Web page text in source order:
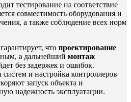
тестирование на соответствие
совместимость оборудования и
а также соблюдение всех норм
что проектирование
а дальнейший монтаж
без задержек и ошибок.
и настройка контроллеров
запуск объекта и
надежность эксплуатации.